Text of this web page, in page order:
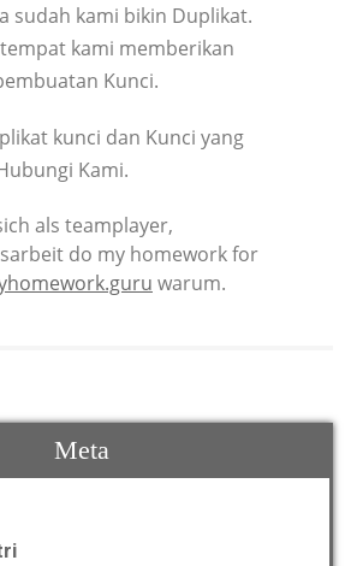
sudah kami bikin Duplikat.
kami memberikan
Kunci.
kunci dan Kunci yang
Kami.
als teamplayer,
do my homework for
warum.
Meta